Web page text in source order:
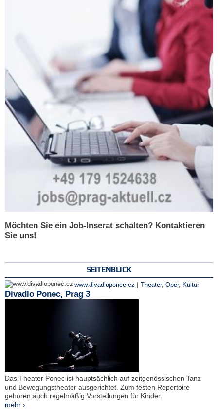
Möchten Sie ein Job-Inserat schalten? Kontaktieren
Sie uns!
SEITENBLICK
www.divadloponec.cz | Theater, Oper, Kultur
Divadlo Ponec, Prag 3
Das Theater Ponec ist hauptsächlich auf zeitgenössischen Tanz
und Bewegungstheater ausgerichtet. Zum festen Repertoire
gehören auch regelmäßig Vorstellungen für Kinder.
mehr ›